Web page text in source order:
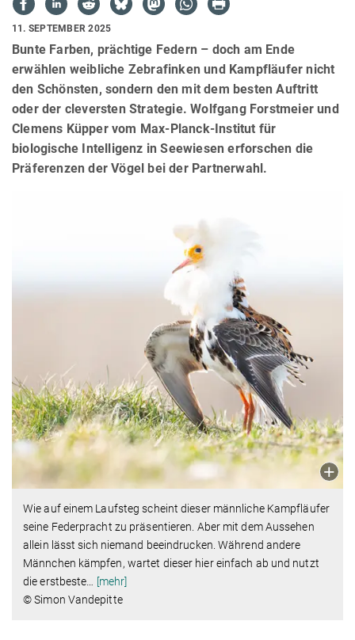
11. SEPTEMBER 2025
Bunte Farben, prächtige Federn – doch am Ende
erwählen weibliche Zebrafinken und Kampfläufer nicht
den Schönsten, sondern den mit dem besten Auftritt
oder der cleversten Strategie. Wolfgang Forstmeier und
Clemens Küpper vom Max-Planck-Institut für
biologische Intelligenz in Seewiesen erforschen die
Präferenzen der Vögel bei der Partnerwahl.
Wie auf einem Laufsteg scheint dieser männliche Kampfläufer
seine Federpracht zu präsentieren. Aber mit dem Aussehen
allein lässt sich niemand beeindrucken. Während andere
Männchen kämpfen, wartet dieser hier einfach ab und nutzt
die erstbeste
[mehr]
© Simon Vandepitte